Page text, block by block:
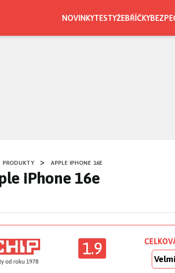
NOVINKYTESTYŽEBŘÍČKY
PRODUKTY > APPLE IPHONE 16E
iPhone 16e
1.9